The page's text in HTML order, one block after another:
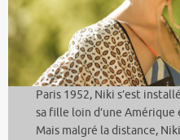
Paris 1952, Niki s’est
sa fille loin d’une
Mais malgré la distance,